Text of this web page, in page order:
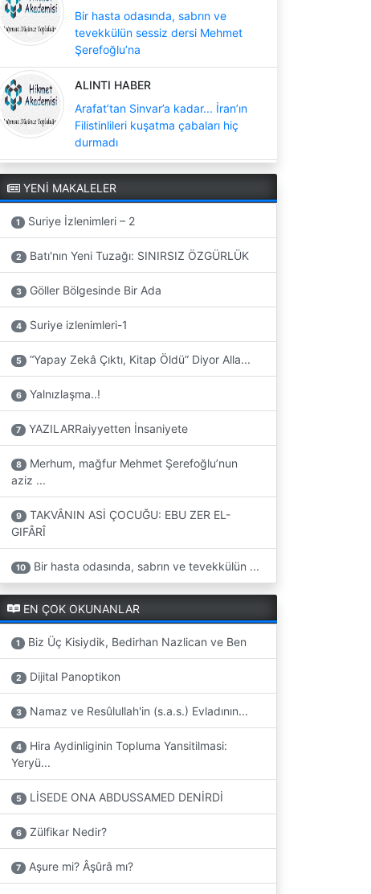
Bir hasta odasında, sabrın ve
tevekkülün sessiz dersi Mehmet
Şerefoğlu’na
ALINTI HABER
Arafat’tan Sinvar’a kadar... İran’ın
Filistinlileri kuşatma çabaları hiç
durmadı
YENİ MAKALELER
1 Suriye İzlenimleri – 2
2 Batı'nın Yeni Tuzağı: SINIRSIZ ÖZGÜRLÜK
3 Göller Bölgesinde Bir Ada
4 Suriye izlenimleri-1
5 “Yapay Zekâ Çıktı, Kitap Öldü” Diyor Alla...
6 Yalnızlaşma..!
7 YAZILARRaiyyetten İnsaniyete
8
Merhum, mağfur Mehmet Şerefoğlu’nun
aziz ...
9
TAKVÂNIN ASİ ÇOCUĞU: EBU ZER EL-
GIFÂRÎ
10 Bir hasta odasında, sabrın ve tevekkülün ...
EN ÇOK OKUNANLAR
1 Biz Üç Kisiydik, Bedirhan Nazlican ve Ben
2 Dijital Panoptikon
3 Namaz ve Resûlullah'in (s.a.s.) Evladının...
4
Hira Aydinliginin Topluma Yansitilmasi:
Yeryü...
5 LİSEDE ONA ABDUSSAMED DENİRDİ
6 Zülfikar Nedir?
7 Aşure mi? Âşûrâ mı?